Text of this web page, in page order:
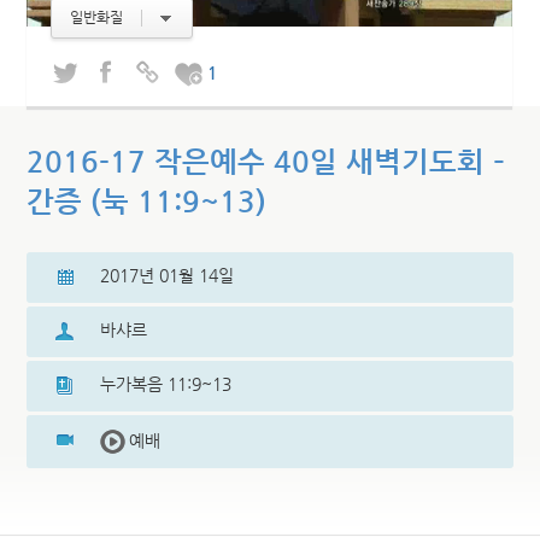
일반화질
1
2016-17 작은예수 40일 새벽기도회 –
간증 (눅 11:9~13)
2017년 01월 14일
바샤르
누가복음 11:9~13
예배